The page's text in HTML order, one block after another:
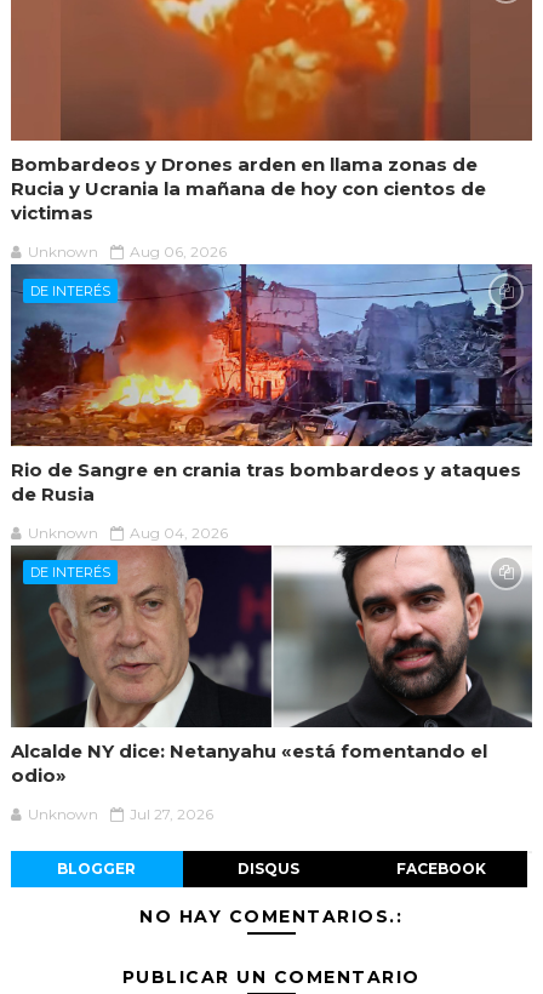
Bombardeos y Drones arden en llama zonas de
Rucia y Ucrania la mañana de hoy con cientos de
victimas
Unknown Aug 06, 2026
DE INTERÉS
Rio de Sangre en crania tras bombardeos y ataques
de Rusia
Unknown Aug 04, 2026
DE INTERÉS
Alcalde NY dice: Netanyahu «está fomentando el
odio»
Unknown Jul 27, 2026
BLOGGER DISQUS FACEBOOK
NO HAY COMENTARIOS.:
PUBLICAR UN COMENTARIO